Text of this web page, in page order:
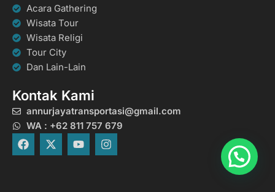
Acara Gathering
Wisata Tour
Wisata Religi
Tour City
Dan Lain-Lain
Kontak Kami
annurjayatransportasi@gmail.com
WA : +62 811 757 679
F
a
X
-
Y
o
I
n